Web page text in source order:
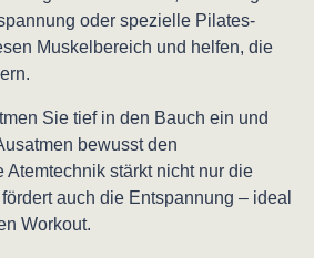
oder spezielle Pilates-
Muskelbereich und helfen, die
Sie tief in den Bauch ein und
bewusst den
Atemtechnik stärkt nicht nur die
auch die Entspannung – ideal
Workout.